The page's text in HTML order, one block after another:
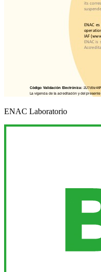
ENAC Laboratorio